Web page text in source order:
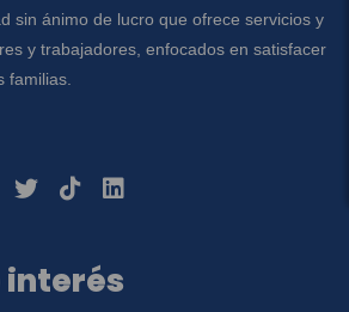
sin ánimo de lucro que ofrece servicios y
y trabajadores, enfocados en satisfacer
familias.
interés